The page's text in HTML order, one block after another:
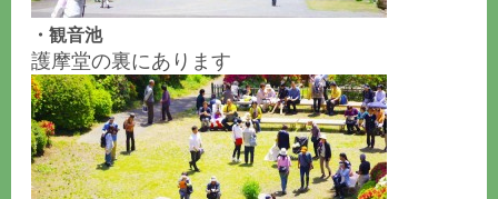
・観音池
護摩堂の裏にあります